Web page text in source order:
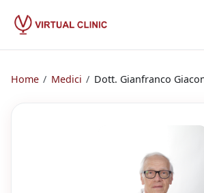
Home / Medici / Dott. Gianfranco